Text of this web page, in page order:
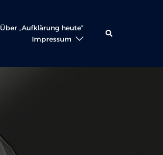
Über „Aufklärung heute“
Impressum
Suche